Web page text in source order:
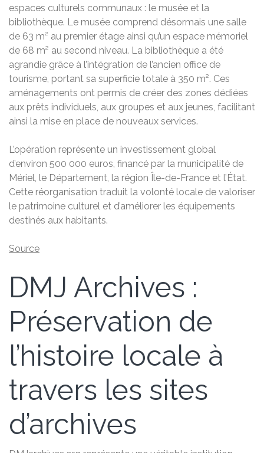
espaces culturels communaux : le musée et la
bibliothèque. Le musée comprend désormais une salle
de 63 m² au premier étage ainsi qu’un espace mémoriel
de 68 m² au second niveau. La bibliothèque a été
agrandie grâce à l’intégration de l’ancien office de
tourisme, portant sa superficie totale à 350 m². Ces
aménagements ont permis de créer des zones dédiées
aux prêts individuels, aux groupes et aux jeunes, facilitant
ainsi la mise en place de nouveaux services.​
L’opération représente un investissement global
d’environ 500 000 euros, financé par la municipalité de
Mériel, le Département, la région Île-de-France et l’État.
Cette réorganisation traduit la volonté locale de valoriser
le patrimoine culturel et d’améliorer les équipements
destinés aux habitants.
Source
DMJ Archives :
Préservation de
l’histoire locale à
travers les sites
d’archives